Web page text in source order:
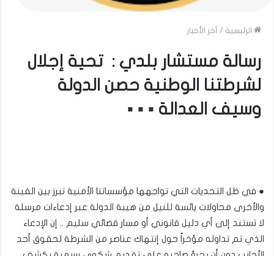
الرئيسية / آخر الأخبار
رسالة مستشار بلدي : تحية إجلال
لشرطتنا الوطنية حصن الدولة
وسيف العدالة ▪︎ ▪︎ ▪︎
● في ظل التحديات التي تواجهها مؤسساتنا الأمنية تبرز بين الفينة
والأخرى محاولات يائسة للنيل من هيبة الدولة عبر إدعاءات مرسلة
لا تستند إلى أي دليل قانوني أو مسار قضائي سليم .. إن الإدعاء
الذي تم تداوله مؤخراً حول إنتهاك عناصر من الشرطة لحقوق أحد